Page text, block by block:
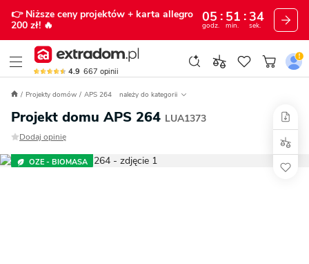
👉 Niższe ceny projektów + karta allegro
200 zł! 🔥
05
godz.
51
min.
33
sek.
4.9 667 opinii
Projekty domów APS 264 należy do kategorii
Projekt domu APS 264 LUA1373
Dodaj opinię
OZE - BIOMASA